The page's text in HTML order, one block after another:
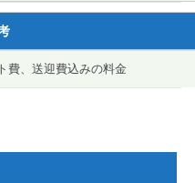
費、送迎費込みの料金